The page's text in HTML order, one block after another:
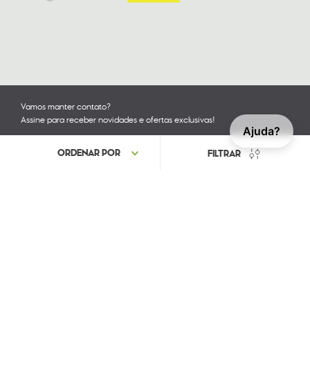
Ajuda?
Vamos manter contato?
Assine para receber novidades e ofertas exclusivas!